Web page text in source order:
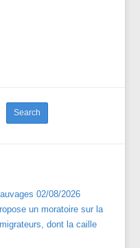
02/08/2026
un moratoire sur la
dont la caille